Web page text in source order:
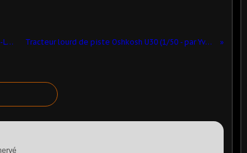
Restauration au 1/32 (par Elodie Saint-Lot) ​ Tracteur lourd de piste Oshkosh U30 (1/50 - par Yves) ​